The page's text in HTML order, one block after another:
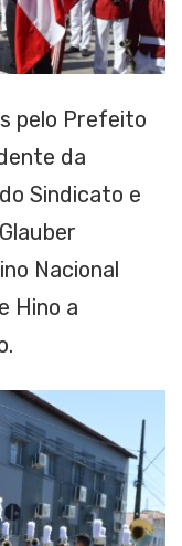
pelo Prefeito
da
Sindicato e
Nacional
Hino a